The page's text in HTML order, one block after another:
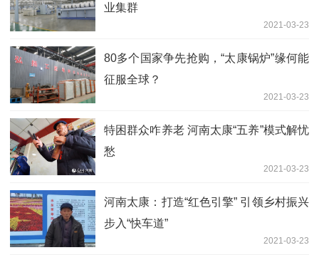
业集群
2021-03-23
80多个国家争先抢购，“太康锅炉”缘何能
征服全球？
2021-03-23
特困群众咋养老 河南太康“五养”模式解忧
愁
2021-03-23
河南太康：打造“红色引擎” 引领乡村振兴
步入“快车道”
2021-03-23